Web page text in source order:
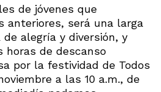
de jóvenes que
anteriores, será una larga
alegría y diversión, y
horas de descanso
por la festividad de Todos
a las 10 a.m., de